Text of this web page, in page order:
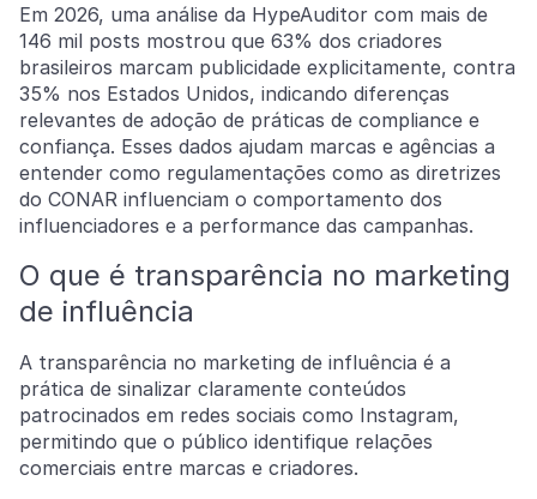
Em 2026, uma análise da HypeAuditor com mais de
146 mil posts mostrou que 63% dos criadores
brasileiros marcam publicidade explicitamente, contra
35% nos Estados Unidos, indicando diferenças
relevantes de adoção de práticas de compliance e
confiança. Esses dados ajudam marcas e agências a
entender como regulamentações como as diretrizes
do CONAR influenciam o comportamento dos
influenciadores e a performance das campanhas.
O que é transparência no marketing
de influência
A transparência no marketing de influência é a
prática de sinalizar claramente conteúdos
patrocinados em redes sociais como Instagram,
permitindo que o público identifique relações
comerciais entre marcas e criadores.